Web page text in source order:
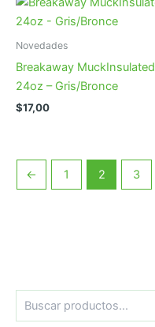
Novedades
Breakaway MuckInsulated
24oz – Gris/Bronce
$17,00
← 1 2 3